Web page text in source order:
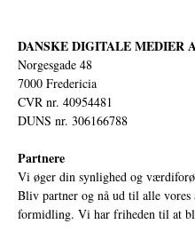
DANSKE DIGITALE MEDIER
Norgesgade 48
7000 Fredericia
CVR nr. 40954481
DUNS nr. 306166788
Partnere
Vi øger din synlighed og
Bliv partner og nå ud til alle
formidling. Vi har friheden til at